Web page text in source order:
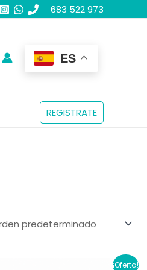
683 522 973
ES
REGISTRATE
¡Oferta!